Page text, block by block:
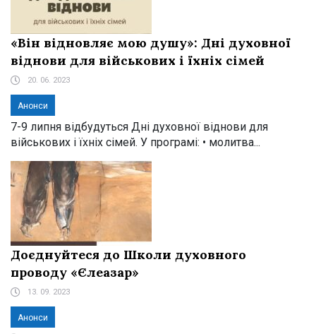
«Він відновляє мою душу»: Дні духовної
віднови для військових і їхніх сімей
20. 06. 2023
Анонси
7-9 липня відбудуться Дні духовної віднови для
військових і їхніх сімей. У програмі: • молитва...
Доєднуйтеся до Школи духовного
проводу «Єлеазар»
13. 09. 2023
Анонси